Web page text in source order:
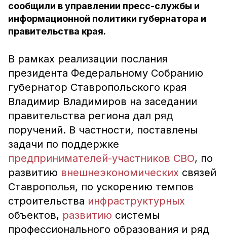
сообщили в управлении пресс-службы и
информационной политики губернатора и
правительства края.
В рамках реализации послания
президента Федеральному Собранию
губернатор Ставропольского края
Владимир Владимиров на заседании
правительства региона дал ряд
поручений. В частности, поставлены
задачи по поддержке
предпринимателей-участников СВО, по
развитию внешнеэкономических связей
Ставрополья, по ускорению темпов
строительства инфраструктурных
объектов, развитию системы
профессионального образования и ряд